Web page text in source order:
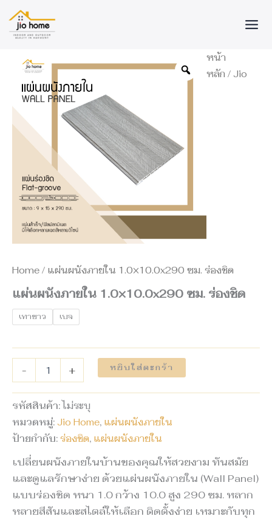
Skip
to
content
หน้า
หลัก / Jio
Home / แผ่นผนังภายใน 1.0×10.0x290 ซม. ร่องชิด
แผ่นผนังภายใน 1.0×10.0x290 ซม. ร่องชิด
เทาขาว เบจ
-
แผ่น
ภายใน
1.0x10.0x290
ซม.
ร่อง
+ หยิบใส่ตะกร้า
รหัสสินค้า: ไม่ระบุ
หมวดหมู่: Jio Home, แผ่นผนังภายใน
ป้ายกำกับ: ร่องชิด, แผ่นผนังภายใน
เปลี่ยนผนังภายในบ้านของคุณให้สวยงาม ทันสมัย
และดูแลรักษาง่าย ด้วยแผ่นผนังภายใน (Wall Panel)
แบบร่องชิด หนา 1.0 กว้าง 10.0 สูง 290 ซม. หลาก
หลายสีสันและสไตล์ให้เลือก ติดตั้งง่าย เหมาะกับทุก